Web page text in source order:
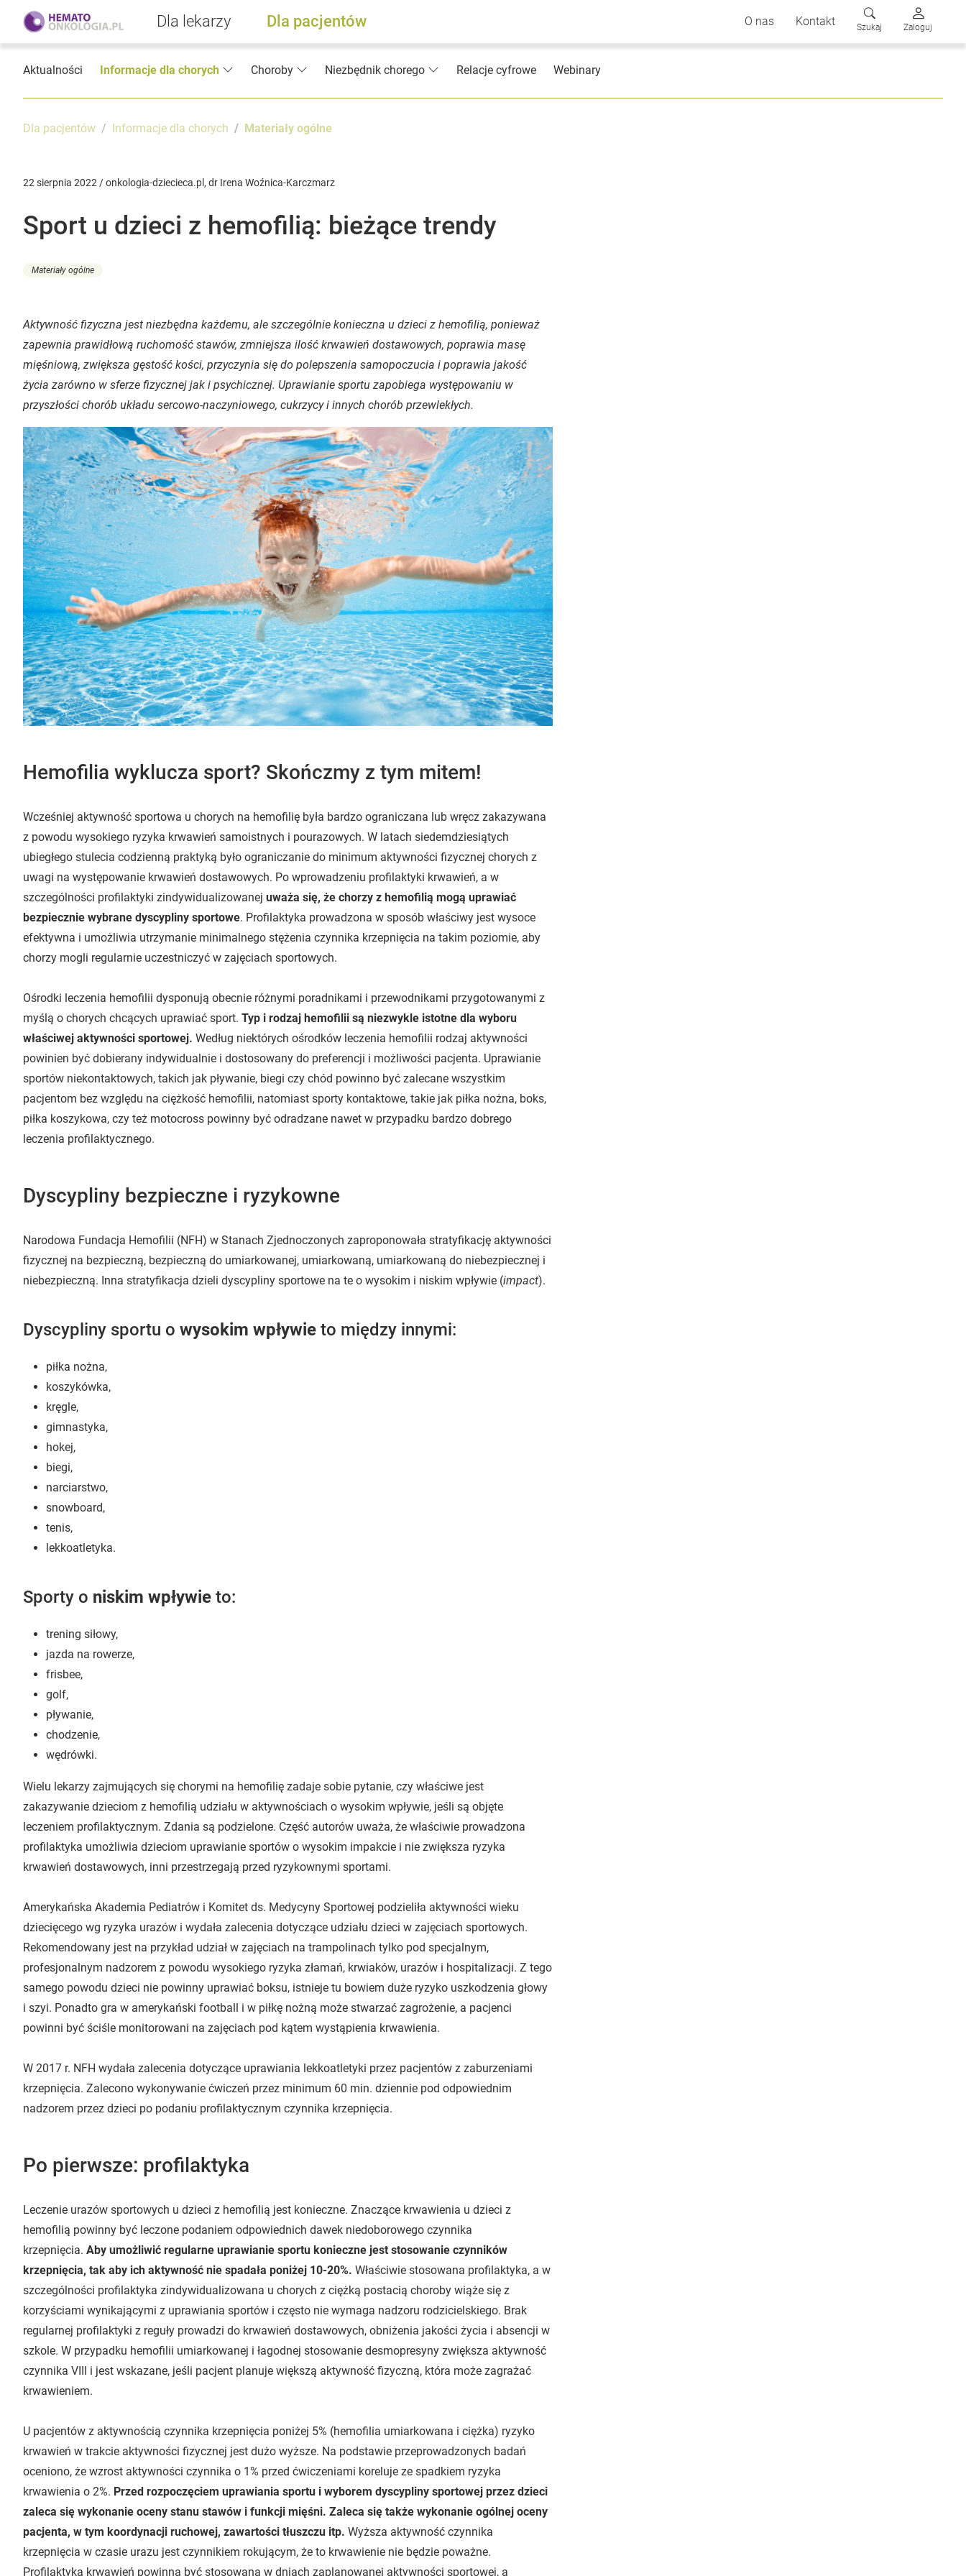
Dla lekarzy Dla pacjentów O nas Kontakt Szukaj Zaloguj
Aktualności Informacje dla chorych Choroby Niezbędnik chorego Relacje cyfrowe Webinary
Dla pacjentów Informacje dla chorych Materiały ogólne
22 sierpnia 2022 / onkologia-dziecieca.pl, dr Irena Woźnica-Karczmarz
Sport u dzieci z hemofilią: bieżące trendy
Materiały ogólne
Aktywność fizyczna jest niezbędna każdemu, ale szczególnie konieczna u dzieci z hemofilią, ponieważ
zapewnia prawidłową ruchomość stawów, zmniejsza ilość krwawień dostawowych, poprawia masę
mięśniową, zwiększa gęstość kości, przyczynia się do polepszenia samopoczucia i poprawia jakość
życia zarówno w sferze fizycznej jak i psychicznej. Uprawianie sportu zapobiega występowaniu w
przyszłości chorób układu sercowo-naczyniowego, cukrzycy i innych chorób przewlekłych.
Hemofilia wyklucza sport? Skończmy z tym mitem!
Wcześniej aktywność sportowa u chorych na hemofilię była bardzo ograniczana lub wręcz zakazywana
z powodu wysokiego ryzyka krwawień samoistnych i pourazowych. W latach siedemdziesiątych
ubiegłego stulecia codzienną praktyką było ograniczanie do minimum aktywności fizycznej chorych z
uwagi na występowanie krwawień dostawowych. Po wprowadzeniu profilaktyki krwawień, a w
szczególności profilaktyki zindywidualizowanej uważa się, że chorzy z hemofilią mogą uprawiać
bezpiecznie wybrane dyscypliny sportowe. Profilaktyka prowadzona w sposób właściwy jest wysoce
efektywna i umożliwia utrzymanie minimalnego stężenia czynnika krzepnięcia na takim poziomie, aby
chorzy mogli regularnie uczestniczyć w zajęciach sportowych.
Ośrodki leczenia hemofilii dysponują obecnie różnymi poradnikami i przewodnikami przygotowanymi z
myślą o chorych chcących uprawiać sport. Typ i rodzaj hemofilii są niezwykle istotne dla wyboru
właściwej aktywności sportowej. Według niektórych ośrodków leczenia hemofilii rodzaj aktywności
powinien być dobierany indywidualnie i dostosowany do preferencji i możliwości pacjenta. Uprawianie
sportów niekontaktowych, takich jak pływanie, biegi czy chód powinno być zalecane wszystkim
pacjentom bez względu na ciężkość hemofilii, natomiast sporty kontaktowe, takie jak piłka nożna, boks,
piłka koszykowa, czy też motocross powinny być odradzane nawet w przypadku bardzo dobrego
leczenia profilaktycznego.
Dyscypliny bezpieczne i ryzykowne
Narodowa Fundacja Hemofilii (NFH) w Stanach Zjednoczonych zaproponowała stratyfikację aktywności
fizycznej na bezpieczną, bezpieczną do umiarkowanej, umiarkowaną, umiarkowaną do niebezpiecznej i
niebezpieczną. Inna stratyfikacja dzieli dyscypliny sportowe na te o wysokim i niskim wpływie (impact).
Dyscypliny sportu o wysokim wpływie to między innymi:
piłka nożna,
koszykówka,
kręgle,
gimnastyka,
hokej,
biegi,
narciarstwo,
snowboard,
tenis,
lekkoatletyka.
Sporty o niskim wpływie to:
trening siłowy,
jazda na rowerze,
frisbee,
golf,
pływanie,
chodzenie,
wędrówki.
Wielu lekarzy zajmujących się chorymi na hemofilię zadaje sobie pytanie, czy właściwe jest
zakazywanie dzieciom z hemofilią udziału w aktywnościach o wysokim wpływie, jeśli są objęte
leczeniem profilaktycznym. Zdania są podzielone. Część autorów uważa, że właściwie prowadzona
profilaktyka umożliwia dzieciom uprawianie sportów o wysokim impakcie i nie zwiększa ryzyka
krwawień dostawowych, inni przestrzegają przed ryzykownymi sportami.
Amerykańska Akademia Pediatrów i Komitet ds. Medycyny Sportowej podzieliła aktywności wieku
dziecięcego wg ryzyka urazów i wydała zalecenia dotyczące udziału dzieci w zajęciach sportowych.
Rekomendowany jest na przykład udział w zajęciach na trampolinach tylko pod specjalnym,
profesjonalnym nadzorem z powodu wysokiego ryzyka złamań, krwiaków, urazów i hospitalizacji. Z tego
samego powodu dzieci nie powinny uprawiać boksu, istnieje tu bowiem duże ryzyko uszkodzenia głowy
i szyi. Ponadto gra w amerykański football i w piłkę nożną może stwarzać zagrożenie, a pacjenci
powinni być ściśle monitorowani na zajęciach pod kątem wystąpienia krwawienia.
W 2017 r. NFH wydała zalecenia dotyczące uprawiania lekkoatletyki przez pacjentów z zaburzeniami
krzepnięcia. Zalecono wykonywanie ćwiczeń przez minimum 60 min. dziennie pod odpowiednim
nadzorem przez dzieci po podaniu profilaktycznym czynnika krzepnięcia.
Po pierwsze: profilaktyka
Leczenie urazów sportowych u dzieci z hemofilią jest konieczne. Znaczące krwawienia u dzieci z
hemofilią powinny być leczone podaniem odpowiednich dawek niedoborowego czynnika
krzepnięcia. Aby umożliwić regularne uprawianie sportu konieczne jest stosowanie czynników
krzepnięcia, tak aby ich aktywność nie spadała poniżej 10-20%. Właściwie stosowana profilaktyka, a w
szczególności profilaktyka zindywidualizowana u chorych z ciężką postacią choroby wiąże się z
korzyściami wynikającymi z uprawiania sportów i często nie wymaga nadzoru rodzicielskiego. Brak
regularnej profilaktyki z reguły prowadzi do krwawień dostawowych, obniżenia jakości życia i absencji w
szkole. W przypadku hemofilii umiarkowanej i łagodnej stosowanie desmopresyny zwiększa aktywność
czynnika VIII i jest wskazane, jeśli pacjent planuje większą aktywność fizyczną, która może zagrażać
krwawieniem.
U pacjentów z aktywnością czynnika krzepnięcia poniżej 5% (hemofilia umiarkowana i ciężka) ryzyko
krwawień w trakcie aktywności fizycznej jest dużo wyższe. Na podstawie przeprowadzonych badań
oceniono, że wzrost aktywności czynnika o 1% przed ćwiczeniami koreluje ze spadkiem ryzyka
krwawienia o 2%. Przed rozpoczęciem uprawiania sportu i wyborem dyscypliny sportowej przez dzieci
zaleca się wykonanie oceny stanu stawów i funkcji mięśni. Zaleca się także wykonanie ogólnej oceny
pacjenta, w tym koordynacji ruchowej, zawartości tłuszczu itp. Wyższa aktywność czynnika
krzepnięcia w czasie urazu jest czynnikiem rokującym, że to krwawienie nie będzie poważne.
Profilaktyka krwawień powinna być stosowana w dniach zaplanowanej aktywności sportowej, a